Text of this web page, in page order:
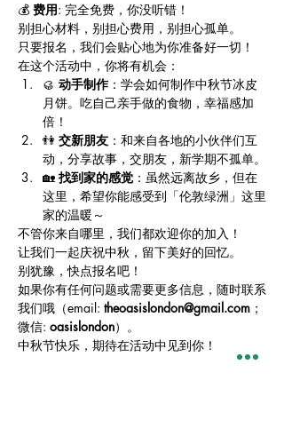
💰 费用: 完全免费，你没听错！
别担心材料，别担心费用，别担心孤单。
只要报名，我们会贴心地为你准备好一切！
在这个活动中，你将有机会：
🥮 动手制作：学会如何制作中秋节冰皮
月饼。吃自己亲手做的食物，幸福感加
倍！
👫 交新朋友 ：和来自各地的小伙伴们互
动，分享故事，交朋友，新学期不孤单。
🏡 找到家的感觉 ：虽然远离故乡，但在
这里，希望你能感受到「伦敦绿洲」这里
家的温暖～
不管你来自哪里，我们都欢迎你的加入！
让我们一起庆祝中秋，留下美好的回忆。
别犹豫，快点报名吧！
如果你有任何问题或需要更多信息，随时联系
我们哦（email: theoasislondon@gmail.com ；
微信: oasislondon）。
中秋节快乐，期待在活动中见到你！